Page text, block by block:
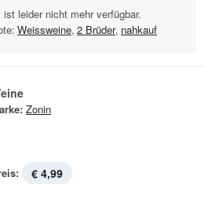
leider nicht mehr verfügbar.
Weissweine, 2 Brüder, nahkauf
Zonin
€ 4,99